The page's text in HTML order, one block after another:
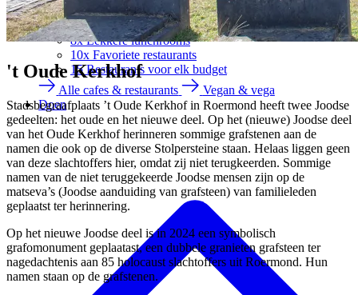
IJssalons
Toprestaurants
8x Lekkere lunchrooms
10x Favoriete restaurants
15 Restaurants voor elk budget
Alle cafes & restaurants
Vegan & vega
Doen
't Oude Kerkhof
Stadsbegraafplaats ’t Oude Kerkhof in Roermond heeft twee Joodse
gedeelten: het oude en het nieuwe deel. Op het (nieuwe) Joodse deel
van het Oude Kerkhof herinneren sommige grafstenen aan de
namen die ook op de diverse Stolpersteine staan. Helaas liggen geen
van deze slachtoffers hier, omdat zij niet terugkeerden. Sommige
namen van de niet teruggekeerde Joodse mensen zijn op de
matseva’s (Joodse aanduiding van grafsteen) van familieleden
geplaatst ter herinnering.
Op het nieuwe Joodse deel is in 2024 een symbolisch
grafomonument geplaatast, een dubbele granieten grafsteen ter
nagedachtenis aan 85 holocaust slachtoffers uit Roermond. Hun
namen staan op de grafstenen.